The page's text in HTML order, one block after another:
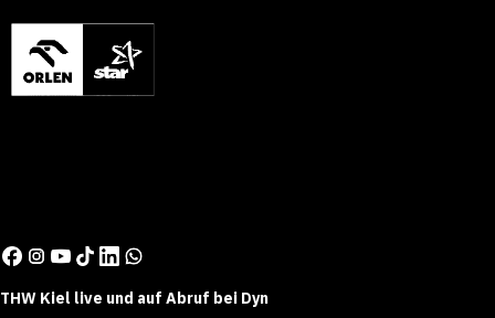
THW Kiel live und auf Abruf bei Dyn